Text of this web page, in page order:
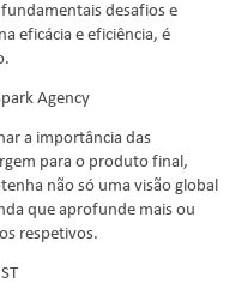
desafios e
eficácia e eficiência, é
Agency
a importância das
para o produto final,
não só uma visão global
que aprofunde mais ou
respetivos.